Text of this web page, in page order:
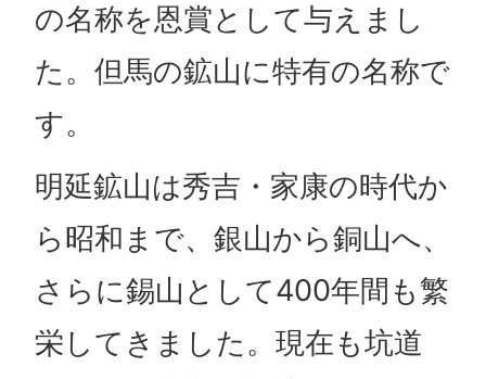
の名称を恩賞として与えまし
た。但馬の鉱山に特有の名称で
す。
明延鉱山は秀吉・家康の時代か
ら昭和まで、銀山から銅山へ、
さらに錫山として400年間も繁
栄してきました。現在も坑道